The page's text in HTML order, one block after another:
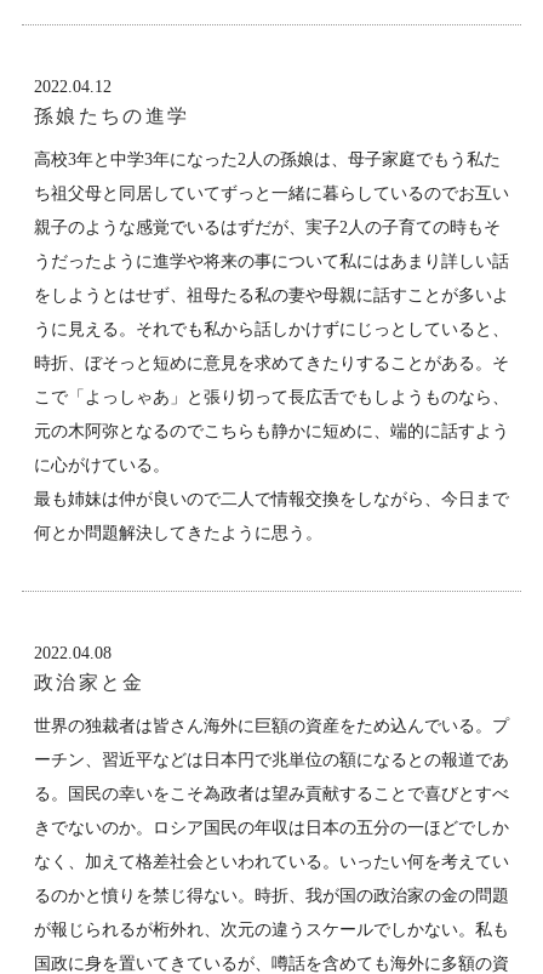
2022.04.12
孫娘たちの進学
高校3年と中学3年になった2人の孫娘は、母子家庭でもう私た
ち祖父母と同居していてずっと一緒に暮らしているのでお互い
親子のような感覚でいるはずだが、実子2人の子育ての時もそ
うだったように進学や将来の事について私にはあまり詳しい話
をしようとはせず、祖母たる私の妻や母親に話すことが多いよ
うに見える。それでも私から話しかけずにじっとしていると、
時折、ぼそっと短めに意見を求めてきたりすることがある。そ
こで「よっしゃあ」と張り切って長広舌でもしようものなら、
元の木阿弥となるのでこちらも静かに短めに、端的に話すよう
に心がけている。
最も姉妹は仲が良いので二人で情報交換をしながら、今日まで
何とか問題解決してきたように思う。
2022.04.08
政治家と金
世界の独裁者は皆さん海外に巨額の資産をため込んでいる。プ
ーチン、習近平などは日本円で兆単位の額になるとの報道であ
る。国民の幸いをこそ為政者は望み貢献することで喜びとすべ
きでないのか。ロシア国民の年収は日本の五分の一ほどでしか
なく、加えて格差社会といわれている。いったい何を考えてい
るのかと憤りを禁じ得ない。時折、我が国の政治家の金の問題
が報じられるが桁外れ、次元の違うスケールでしかない。私も
国政に身を置いてきているが、噂話を含めても海外に多額の資